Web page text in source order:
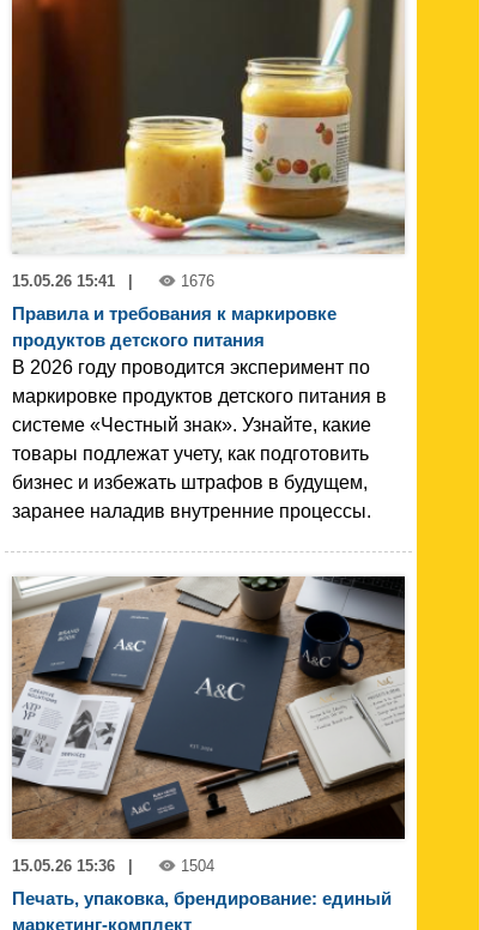
15.05.26 15:41 1676
Правила и требования к маркировке
продуктов детского питания
В 2026 году проводится эксперимент по
маркировке продуктов детского питания в
системе «Честный знак». Узнайте, какие
товары подлежат учету, как подготовить
бизнес и избежать штрафов в будущем,
заранее наладив внутренние процессы.
15.05.26 15:36 1504
Печать, упаковка, брендирование: единый
маркетинг-комплект